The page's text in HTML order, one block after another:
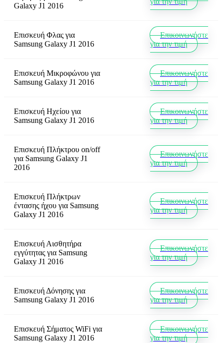
Galaxy J1 2016
Επισκευή Φλας για
Samsung Galaxy J1 2016
Επικοινωνήστε
για την τιμή
Επισκευή Μικροφώνου για
Samsung Galaxy J1 2016
Επικοινωνήστε
για την τιμή
Επισκευή Ηχείου για
Samsung Galaxy J1 2016
Επικοινωνήστε
για την τιμή
Επισκευή Πλήκτρου on/off
για Samsung Galaxy J1
2016
Επικοινωνήστε
για την τιμή
Επισκευή Πλήκτρων
έντασης ήχου για Samsung
Galaxy J1 2016
Επικοινωνήστε
για την τιμή
Επισκευή Αισθητήρα
εγγύτητας για Samsung
Galaxy J1 2016
Επικοινωνήστε
για την τιμή
Επισκευή Δόνησης για
Samsung Galaxy J1 2016
Επικοινωνήστε
για την τιμή
Επισκευή Σήματος WiFi για
Samsung Galaxy J1 2016
Επικοινωνήστε
για την τιμή